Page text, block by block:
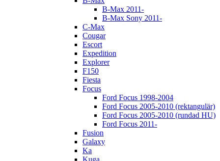
B-Max 2011-
B-Max Sony 2011-
C-Max
Cougar
Escort
Expedition
Explorer
F150
Fiesta
Focus
Ford Focus 1998-2004
Ford Focus 2005-2010 (rektangulär)
Ford Focus 2005-2010 (rundad HU)
Ford Focus 2011-
Fusion
Galaxy
Ka
Kuga